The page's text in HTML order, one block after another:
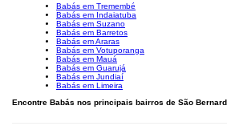
Babás em Tremembé
Babás em Indaiatuba
Babás em Suzano
Babás em Barretos
Babás em Araras
Babás em Votuporanga
Babás em Mauá
Babás em Guarujá
Babás em Jundiaí
Babás em Limeira
Encontre Babás nos principais bairros de São